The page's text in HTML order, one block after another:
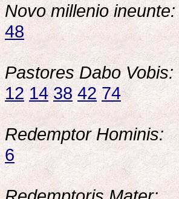
Novo millenio ineunte:
48
Pastores Dabo Vobis:
12 14 38 42 74
Redemptor Hominis:
6